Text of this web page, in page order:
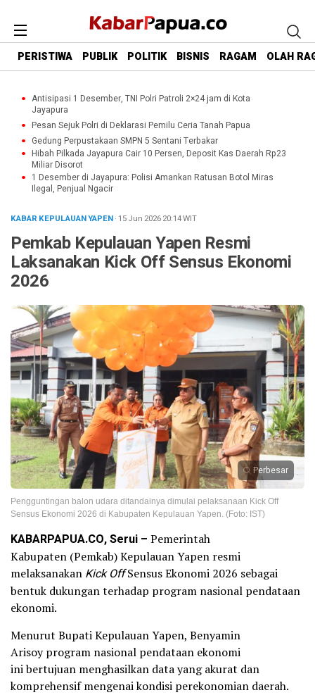
PERISTIWA PUBLIK POLITIK BISNIS RAGAM OLAH
Antisipasi 1 Desember, TNI Polri Patroli 2×24 jam di Kota
Jayapura
Pesan Sejuk Polri di Deklarasi Pemilu Ceria Tanah Papua
Gedung Perpustakaan SMPN 5 Sentani Terbakar
Hibah Pilkada Jayapura Cair 10 Persen, Deposit Kas Daerah Rp23
Miliar Disorot
1 Desember di Jayapura: Polisi Amankan Ratusan Botol Miras
Ilegal, Penjual Ngacir
KABAR KEPULAUAN YAPEN· 15 Jun 202620:14WIT
Pemkab Kepulauan Yapen Resmi
Laksanakan Kick Off Sensus Ekonomi
2026
Perbesar
Pengguntingan balon udara ditandainya dimulai pelaksanaan Kick Off
Sensus Ekonomi 2026 di Kabupaten Kepulauan Yapen. (Foto: IST)
KABARPAPUA.CO, Serui – Pemerintah
Kabupaten (Pemkab) Kepulauan Yapen resmi
melaksanakan Kick OffSensus Ekonomi 2026 sebagai
bentuk dukungan terhadap program nasional pendataan
ekonomi.
Menurut Bupati Kepulauan Yapen, Benyamin
Arisoy program nasional pendataan ekonomi
ini bertujuan menghasilkan data yang akurat dan
komprehensif mengenai kondisi perekonomian daerah.